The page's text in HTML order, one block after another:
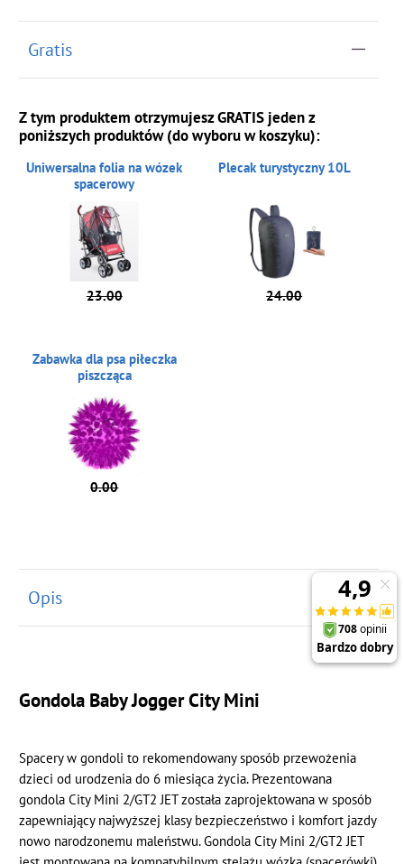
Gratis
Z tym produktem otrzymujesz GRATIS jeden z
poniższych produktów (do wyboru w koszyku):
Uniwersalna folia na wózek
spacerowy
23.00
Plecak turystyczny 10L
24.00
Zabawka dla psa piłeczka
piszcząca
0.00
Opis
Gondola Baby Jogger City Mini
Spacery w gondoli to rekomendowany sposób przewożenia
dzieci od urodzenia do 6 miesiąca życia. Prezentowana
gondola City Mini 2/GT2 JET została zaprojektowana w sposób
zapewniający najwyższej klasy bezpieczeństwo i komfort jazdy
nowo narodzonemu maleństwu. Gondola City Mini 2/GT2 JET